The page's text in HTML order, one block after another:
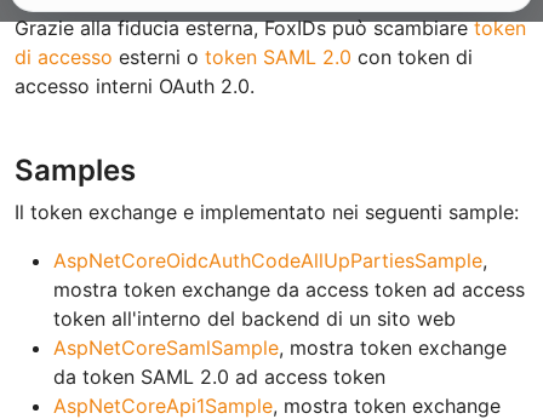
Grazie alla fiducia esterna, FoxIDs può scambiaretoken
di accesso esterni o token SAML 2.0 con token di
accesso interni OAuth 2.0.
Samples
Il token exchange e implementato nei seguenti sample:
AspNetCoreOidcAuthCodeAllUpPartiesSample,
mostra token exchange da access token ad access
token all'interno del backend di un sito web
AspNetCoreSamlSample, mostra token exchange
da token SAML 2.0 ad access token
AspNetCoreApi1Sample, mostra token exchange